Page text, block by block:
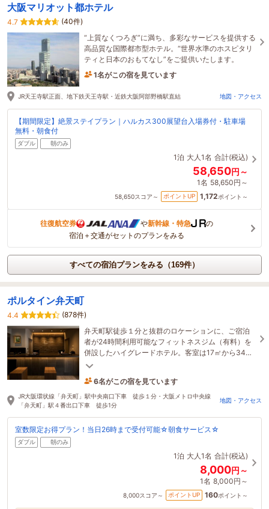
大阪マリオット都ホテル
4.7
(40件)
“上質なくつろぎ”に満ち、多彩なサービスを提供する
高品質な国際都市型ホテル。“世界水準のホスピタリ
ティと日本のおもてなし”をご提供いたします。
1名がこの宿を見ています
JR天王寺駅正面、地下鉄天王寺駅・近鉄大阪阿部野橋駅直結 地図・アクセス
【期間限定】絶景ステイプラン｜ハルカス300展望台入場券付・駐車場
無料・朝食付
ダブル 朝のみ
1泊 大人1名 合計(税込)
58,650円～
1名 58,650円～
58,650スコア～ ポイントUP 1,172ポイント～
往復航空券 や新幹線・特急
の
宿泊＋交通がセットのプランをみる
すべての宿泊プランをみる（169件）
ポルタイン弁天町
4.4
(878件)
弁天町駅徒歩１分と抜群のロケーションに、ご宿泊
者が24時間利用可能なフィットネスジム（有料）を
併設したハイグレードホテル。客室は17㎡から34㎡
までとゆったりお過ごしいただけます。※全館禁煙
6名がこの宿を見ています
1時間前に予約されました
JR大阪環状線「弁天町」駅中央南口下車 徒歩１分・大阪メトロ中央線
「弁天町」駅４番出口下車 徒歩1分
地図・アクセス
室数限定お得プラン！当日26時まで受付可能☆朝食サービス☆
ダブル 朝のみ
1泊 大人1名 合計(税込)
8,000円～
1名 8,000円～
8,000スコア～ ポイントUP 160ポイント～